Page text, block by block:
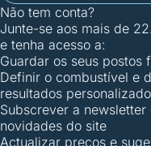
Não tem conta?
Junte-se aos mais de
e tenha acesso a:
Guardar os seus postos
Definir o combustível e
resultados
Subscrever a
novidades do site
Actualizar preços e